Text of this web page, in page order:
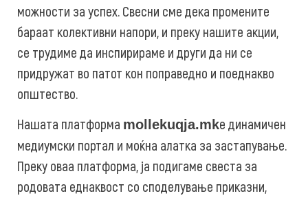
можности за успех. Свесни сме дека промените
бараат колективни напори, и преку нашите акции,
се трудиме да инспирираме и други да ни се
придружат во патот кон поправедно и поеднакво
општество.
Нашата платформа mollekuqja.mkе динамичен
медиумски портал и моќна алатка за застапување.
Преку оваа платформа, ја подигаме свеста за
родовата еднаквост со споделување приказни,